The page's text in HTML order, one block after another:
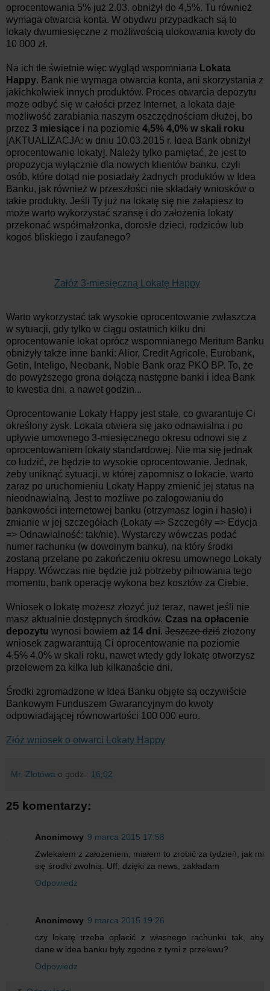
oprocentowania 5% już 2.03. obniżył do 4,5%. Tu również
wymaga otwarcia konta. W obydwu przypadkach są to
lokaty dwumiesięczne z możliwością ulokowania kwoty do
10 000 zł.
Na ich tle świetnie więc wygląd wspomniana Lokata
Happy. Bank nie wymaga otwarcia konta, ani skorzystania z
jakichkolwiek innych produktów. Proces otwarcia depozytu
może odbyć się w całości przez Internet, a lokata daje
możliwość zarabiania naszym oszczędnościom dłużej, bo
przez 3 miesiące i na poziomie 4,5% 4,0% w skali roku
[AKTUALIZACJA: w dniu 10.03.2015 r. Idea Bank obniżył
oprocentowanie lokaty]. Należy tylko pamiętać, że jest to
propozycja wyłącznie dla nowych klientów banku, czyli
osób, które dotąd nie posiadały żadnych produktów w Idea
Banku, jak również w przeszłości nie składały wniosków o
takie produkty. Jeśli Ty już na lokatę się nie załapiesz to
może warto wykorzystać szansę i do założenia lokaty
przekonać współmałżonka, dorosłe dzieci, rodziców lub
kogoś bliskiego i zaufanego?
Załóż 3-miesięczną Lokatę Happy
Warto wykorzystać tak wysokie oprocentowanie zwłaszcza
w sytuacji, gdy tylko w ciągu ostatnich kilku dni
oprocentowanie lokat oprócz wspomnianego Meritum Banku
obniżyły także inne banki: Alior, Credit Agricole, Eurobank,
Getin, Inteligo, Neobank, Noble Bank oraz PKO BP. To, że
do powyższego grona dołączą następne banki i Idea Bank
to kwestia dni, a nawet godzin...
Oprocentowanie Lokaty Happy jest stałe, co gwarantuje Ci
określony zysk. Lokata otwiera się jako odnawialna i po
upływie umownego 3-miesięcznego okresu odnowi się z
oprocentowaniem lokaty standardowej. Nie ma się jednak
co łudzić, że będzie to wysokie oprocentowanie. Jednak,
żeby uniknąć sytuacji, w której zapomnisz o lokacie, warto
zaraz po uruchomieniu Lokaty Happy zmienić jej status na
nieodnawialną. Jest to możliwe po zalogowaniu do
bankowości internetowej banku (otrzymasz login i hasło) i
zmianie w jej szczegółach (Lokaty => Szczegóły => Edycja
=> Odnawialność: tak/nie). Wystarczy wówczas podać
numer rachunku (w dowolnym banku), na który środki
zostaną przelane po zakończeniu okresu umownego Lokaty
Happy. Wówczas nie będzie już potrzeby pilnowania tego
momentu, bank operację wykona bez kosztów za Ciebie.
Wniosek o lokatę możesz złożyć już teraz, nawet jeśli nie
masz aktualnie dostępnych środków. Czas na opłacenie
depozytu wynosi bowiem aż 14 dni. Jeszcze dziś złożony
wniosek zagwarantują Ci oprocentowanie na poziomie
4,5% 4,0% w skali roku, nawet wtedy gdy lokatę otworzysz
przelewem za kilka lub kilkanaście dni.
Środki zgromadzone w Idea Banku objęte są oczywiście
Bankowym Funduszem Gwarancyjnym do kwoty
odpowiadającej równowartości 100 000 euro.
Złóż wniosek o otwarci Lokaty Happy
Mr. Złotówa o godz.: 16:02
25 komentarzy:
Anonimowy 9 marca 2015 17:58
Zwlekałem z założeniem, miałem to zrobić za tydzień, jak mi
się środki zwolnią. Uff, dzięki za news, zakładam
Odpowiedz
Anonimowy 9 marca 2015 19:26
czy lokatę trzeba opłacić z własnego rachunku tak, aby
dane w idea banku były zgodne z tymi z przelewu?
Odpowiedz